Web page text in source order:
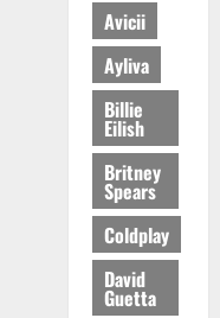
Avicii
Ayliva
Billie
Eilish
Britney
Spears
Coldplay
David
Guetta